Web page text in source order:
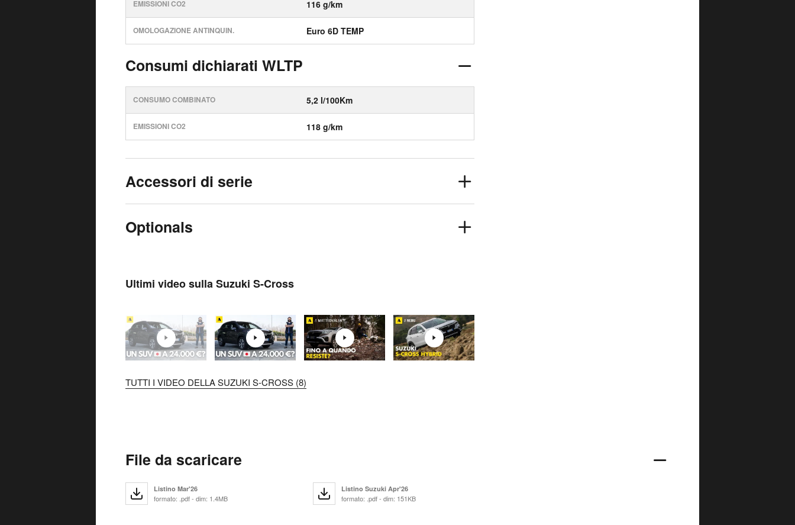
EMISSIONI CO2 116 g/km
OMOLOGAZIONE ANTINQUIN. Euro 6D TEMP
Consumi dichiarati WLTP
CONSUMO COMBINATO 5,2 l/100Km
EMISSIONI CO2 118 g/km
Accessori di serie
Optionals
Ultimi video sulla Suzuki S-Cross
TUTTI I VIDEO DELLA SUZUKI S-CROSS (8)
File da scaricare
Listino Mar'26
formato: .pdf - dim: 1.4MB
Listino Suzuki Apr'26
formato: .pdf - dim: 151KB